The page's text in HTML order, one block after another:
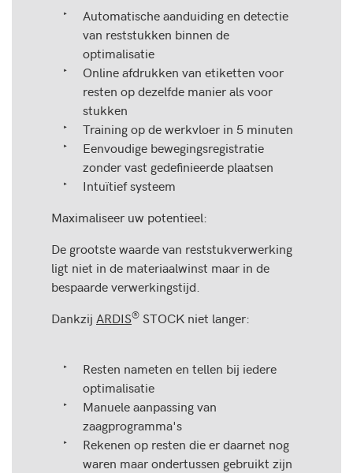
Automatische aanduiding en detectie
van reststukken binnen de
optimalisatie
Online afdrukken van etiketten voor
resten op dezelfde manier als voor
stukken
Training op de werkvloer in 5 minuten
Eenvoudige bewegingsregistratie
zonder vast gedefinieerde plaatsen
Intuïtief systeem
Maximaliseer uw potentieel:
De grootste waarde van reststukverwerking
ligt niet in de materiaalwinst maar in de
bespaarde verwerkingstijd.
Dankzij ARDIS® STOCK niet langer:
Resten nameten en tellen bij iedere
optimalisatie
Manuele aanpassing van
zaagprogramma's
Rekenen op resten die er daarnet nog
waren maar ondertussen gebruikt zijn